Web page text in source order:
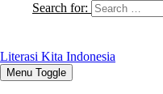
Search for:
Literasi Kita Indonesia
Menu Toggle